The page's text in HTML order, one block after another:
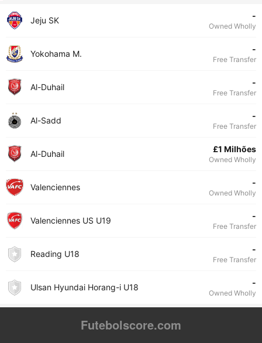
Jeju SK -
Owned Wholly
Yokohama M. -
Free Transfer
Al-Duhail -
Free Transfer
Al-Sadd -
Free Transfer
Al-Duhail £1 Milhões
Owned Wholly
Valenciennes -
Owned Wholly
Valenciennes US U19 -
Free Transfer
Reading U18 -
Free Transfer
Ulsan Hyundai Horang-i U18 -
Owned Wholly
Futebolscore.com